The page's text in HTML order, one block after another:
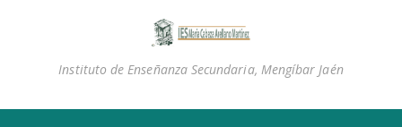
Instituto de Enseñanza Secundaria, Mengíbar Jaén